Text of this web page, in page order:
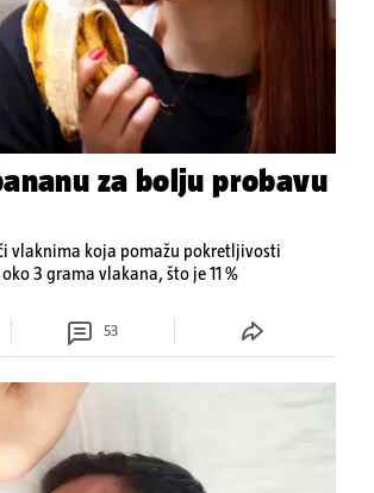
za bolju probavu
vlaknima koja pomažu pokretljivosti
3 grama vlakana, što je 11 %
53